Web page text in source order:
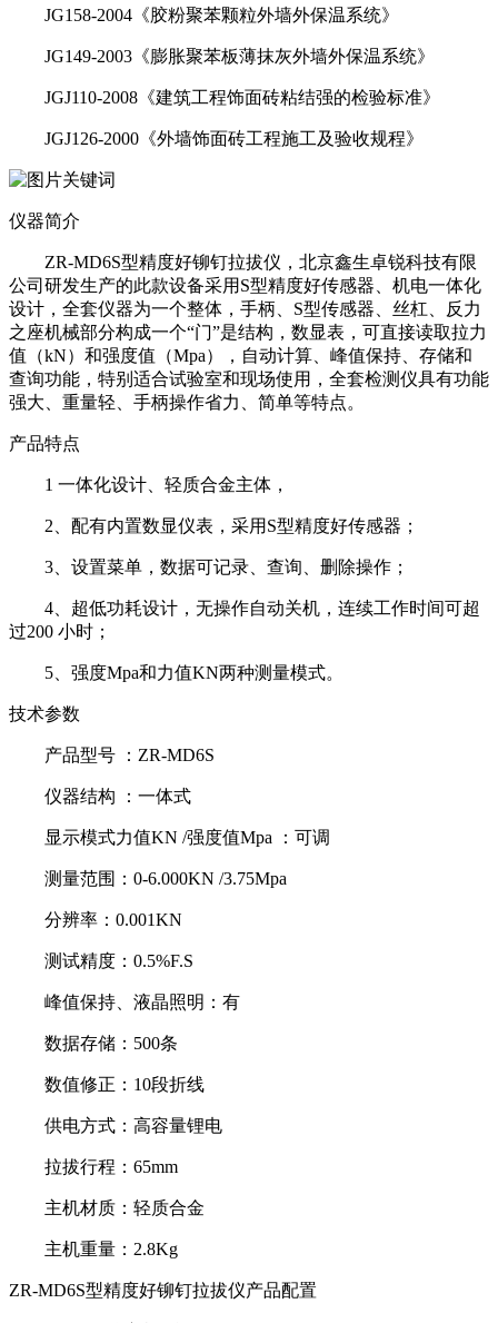
JG158-2004《胶粉聚苯颗粒外墙外保温系统》
JG149-2003《膨胀聚苯板薄抹灰外墙外保温系统》
JGJ110-2008《建筑工程饰面砖粘结强的检验标准》
JGJ126-2000《外墙饰面砖工程施工及验收规程》
仪器简介
ZR-MD6S型精度好铆钉拉拔仪，北京鑫生卓锐科技有限
公司研发生产的此款设备采用S型精度好传感器、机电一体化
设计，全套仪器为一个整体，手柄、S型传感器、丝杠、反力
之座机械部分构成一个“门”是结构，数显表，可直接读取拉力
值（kN）和强度值（Mpa），自动计算、峰值保持、存储和
查询功能，特别适合试验室和现场使用，全套检测仪具有功能
强大、重量轻、手柄操作省力、简单等特点。
产品特点
1 一体化设计、轻质合金主体，
2、配有内置数显仪表，采用S型精度好传感器；
3、设置菜单，数据可记录、查询、删除操作；
4、超低功耗设计，无操作自动关机，连续工作时间可超
过200 小时；
5、强度Mpa和力值KN两种测量模式。
技术参数
产品型号 ：ZR-MD6S
仪器结构 ：一体式
显示模式力值KN /强度值Mpa ：可调
测量范围：0-6.000KN /3.75Mpa
分辨率：0.001KN
测试精度：0.5%F.S
峰值保持、液晶照明：有
数据存储：500条
数值修正：10段折线
供电方式：高容量锂电
拉拔行程：65mm
主机材质：轻质合金
主机重量：2.8Kg
ZR-MD6S型精度好铆钉拉拔仪产品配置